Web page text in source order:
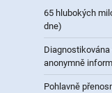
65 hlubokých
dne)
anonymně
Pohlavně